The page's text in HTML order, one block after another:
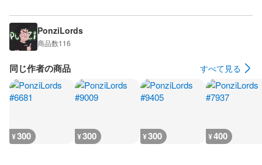
PonziLords
商品数116
同じ作者の商品 すべて見る
¥300 ¥300 ¥300 ¥400